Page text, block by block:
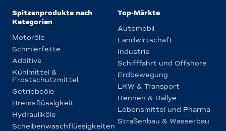
Spitzenprodukte nach
Kategorien
Motoröle
Schmierfette
Additive
Kühlmittel &
Frostschutzmittel
Getriebeöle
Bremsflüssigkeit
Hydrauliköle
Scheibenwaschflüssigkeiten
Top-Märkte
Automobil
Landwirtschaft
Industrie
Schifffahrt und Offshore
Erdbewegung
LKW & Transport
Rennen & Rallye
Lebensmittel und Pharma
Straßenbau & Wasserbau